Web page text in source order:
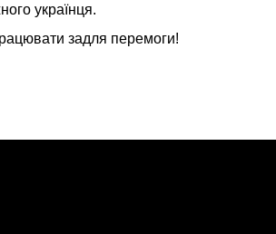
українця.
задля перемоги!